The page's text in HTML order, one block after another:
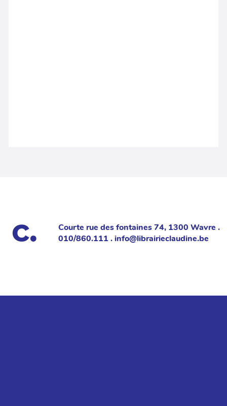
Courte rue des fontaines 74, 1300 Wavre .
010/860.111 . info@librairieclaudine.be